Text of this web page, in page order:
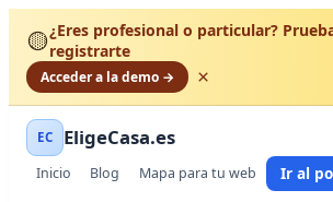
🟡¿Eres profesional o particular?
registrarte
Acceder a la demo → ×
EC EligeCasa.es
Inicio Blog Mapa para tu web Ir al